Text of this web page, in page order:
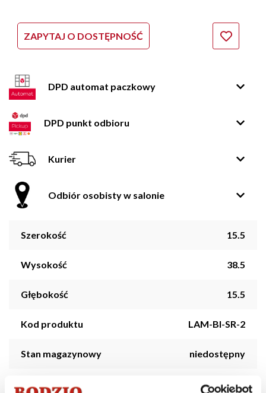
ZAPYTAJ O DOSTĘPNOŚĆ
DPD automat paczkowy
DPD punkt odbioru
Kurier
Odbiór osobisty w salonie
Szerokość 15.5
Wysokość 38.5
Głębokość 15.5
Kod produktu LAM-BI-SR-2
Stan magazynowy niedostępny